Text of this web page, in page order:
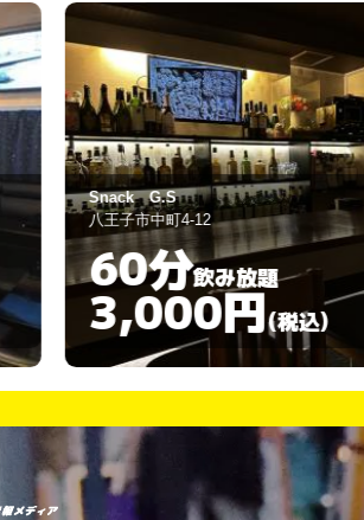
どりいむ
八王子市初沢町1231-31
90分飲み放題
3,000円